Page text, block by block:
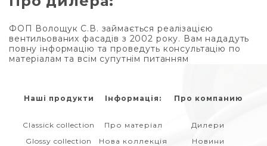
ФОП Волощук С.В. займається реалізацією
вентильованих фасадів з 2002 року. Вам нададуть
повну інформацію та проведуть консультацію по
матеріалам та всім супутнім питанням
Наші продукти
Classick collection
Glossy collection
Інформація:
Про матеріал
Нова коллекція
Про компанию
Дилери
Новини